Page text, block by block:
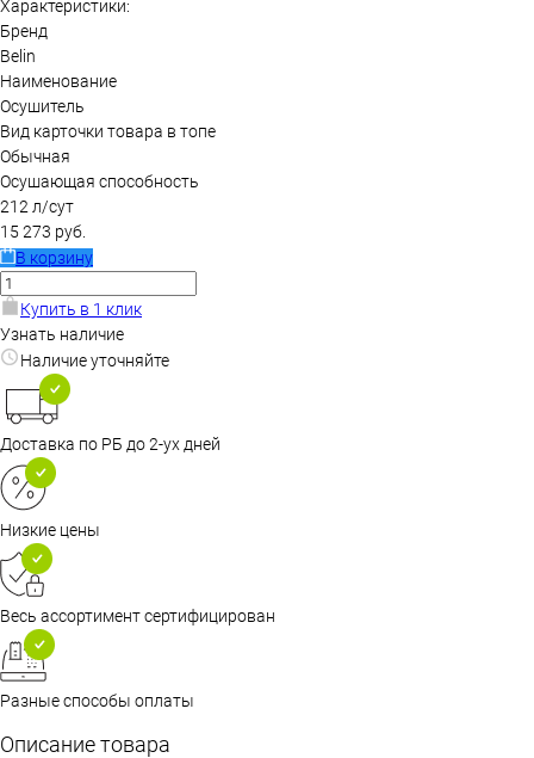
Характеристики:
Бренд
Belin
Наименование
Осушитель
Вид карточки товара в топе
Обычная
Осушающая способность
212 л/сут
15 273 руб.
В корзину
Купить в 1 клик
Узнать наличие
Наличие уточняйте
Доставка по РБ до 2-ух дней
Низкие цены
Весь ассортимент сертифицирован
Разные способы оплаты
Описание товара